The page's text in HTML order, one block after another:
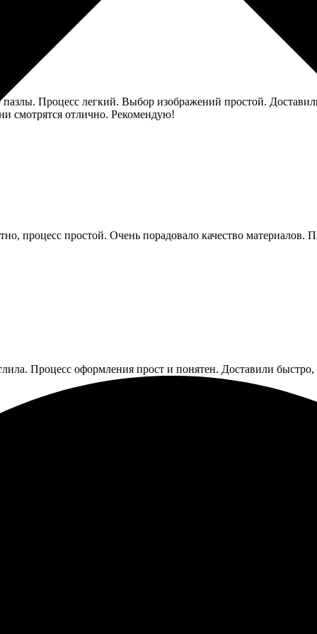
Процесс легкий. Выбор изображений простой.
смотрятся отлично. Рекомендую!
процесс простой. Очень порадовало качество
Процесс оформления прост и понятен. Доставили
и качественно. Сайт удобный, легко ориентироваться.
рад, что нашёл такую компанию. Рекомендую друзьям!